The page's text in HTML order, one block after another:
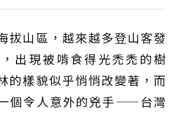
拔山區，越來越多登山客發
出現被啃食得光禿禿的樹
的樣貌似乎悄悄改變著，而
個令人意外的兇手——台灣